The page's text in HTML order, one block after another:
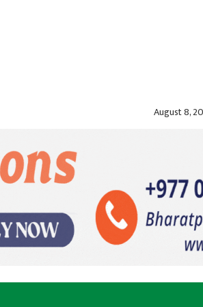
August 8,